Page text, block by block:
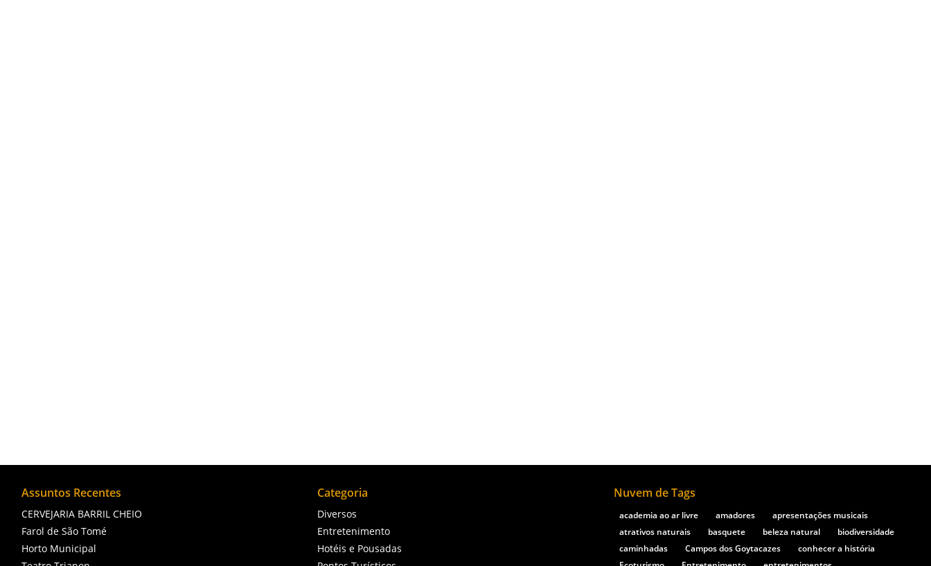
Assuntos Recentes
CERVEJARIA BARRIL CHEIO
Farol de São Tomé
Horto Municipal
Categoria
Diversos
Entretenimento
Hotéis e Pousadas
Nuvem de Tags
academia ao ar livre amadores
apresentações musicais
atrativos naturais
basquete beleza natural
biodiversidade
caminhadas
Campos dos Goytacazes
conhecer a história